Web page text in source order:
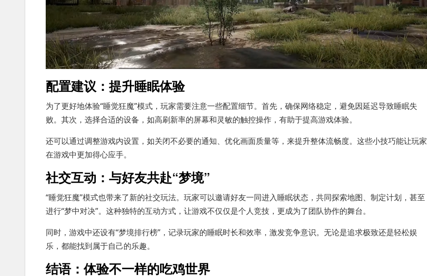
配置建议：提升睡眠体验
为了更好地体验“睡觉狂魔”模式，玩家需要注意一些配置细节。首先，确保网络稳定，避免因延迟导致睡眠失
败。其次，选择合适的设备，如高刷新率的屏幕和灵敏的触控操作，有助于提高游戏体验。
还可以通过调整游戏内设置，如关闭不必要的通知、优化画面质量等，来提升整体流畅度。这些小技巧能让玩家
在游戏中更加得心应手。
社交互动：与好友共赴“梦境”
“睡觉狂魔”模式也带来了新的社交玩法。玩家可以邀请好友一同进入睡眠状态，共同探索地图、制定计划，甚至
进行“梦中对决”。这种独特的互动方式，让游戏不仅仅是个人竞技，更成为了团队协作的舞台。
同时，游戏中还设有“梦境排行榜”，记录玩家的睡眠时长和效率，激发竞争意识。无论是追求极致还是轻松娱
乐，都能找到属于自己的乐趣。
结语：体验不一样的吃鸡世界